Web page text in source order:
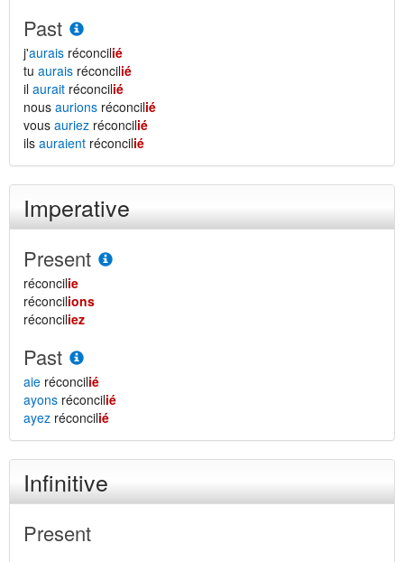
Past
j'aurais réconcilié
tu aurais réconcilié
il aurait réconcilié
nous aurions réconcilié
vous auriez réconcilié
ils auraient réconcilié
Imperative
Present
réconcilie
réconcilions
réconciliez
Past
aie réconcilié
ayons réconcilié
ayez réconcilié
Infinitive
Present